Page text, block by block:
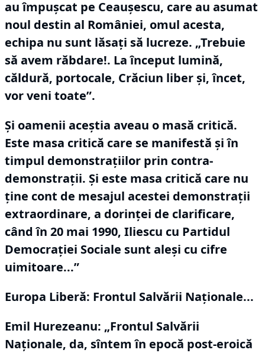
au împușcat pe Ceaușescu, care au asumat
noul destin al României, omul acesta,
echipa nu sunt lăsați să lucreze. „Trebuie
să avem răbdare!. La început lumină,
căldură, portocale, Crăciun liber și, încet,
vor veni toate”.
Și oamenii aceștia aveau o masă critică.
Este masa critică care se manifestă și în
timpul demonstrațiilor prin contra-
demonstrații. Și este masa critică care nu
ține cont de mesajul acestei demonstrații
extraordinare, a dorinței de clarificare,
când în 20 mai 1990, Iliescu cu Partidul
Democrației Sociale sunt aleși cu cifre
uimitoare...”
Europa Liberă: Frontul Salvării Naționale...
Emil Hurezeanu: „Frontul Salvării
Naționale, da, sîntem în epocă post-eroică